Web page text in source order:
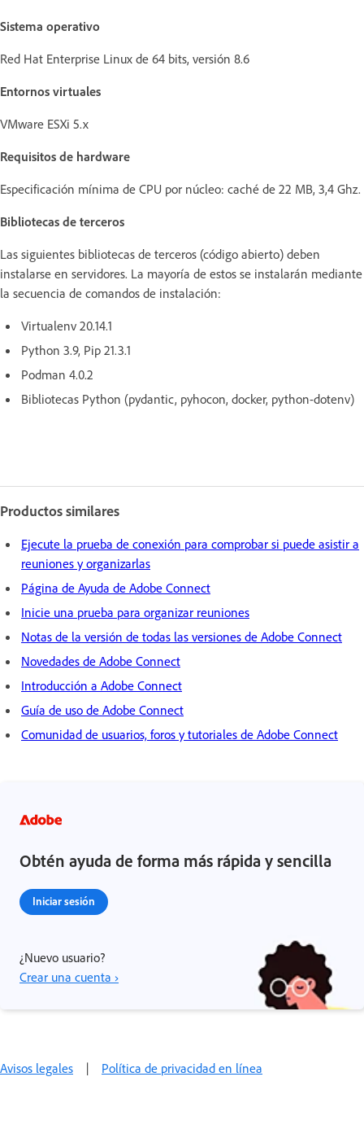
Sistema operativo
Red Hat Enterprise Linux de 64 bits, versión 8.6
Entornos virtuales
VMware ESXi 5.x
Requisitos de hardware
Especificación mínima de CPU por núcleo: caché de 22 MB, 3,4 Ghz.
Bibliotecas de terceros
Las siguientes bibliotecas de terceros (código abierto) deben
instalarse en servidores. La mayoría de estos se instalarán mediante
la secuencia de comandos de instalación:
Virtualenv 20.14.1
Python 3.9, Pip 21.3.1
Podman 4.0.2
Bibliotecas Python (pydantic, pyhocon, docker, python-dotenv)
Productos similares
Ejecute la prueba de conexión para comprobar si puede asistir a
reuniones y organizarlas
Página de Ayuda de Adobe Connect
Inicie una prueba para organizar reuniones
Notas de la versión de todas las versiones de Adobe Connect
Novedades de Adobe Connect
Introducción a Adobe Connect
Guía de uso de Adobe Connect
Comunidad de usuarios, foros y tutoriales de Adobe Connect
Obtén ayuda de forma más rápida y sencilla
Iniciar sesión
¿Nuevo usuario?
Crear una cuenta ›
Avisos legales | Política de privacidad en línea